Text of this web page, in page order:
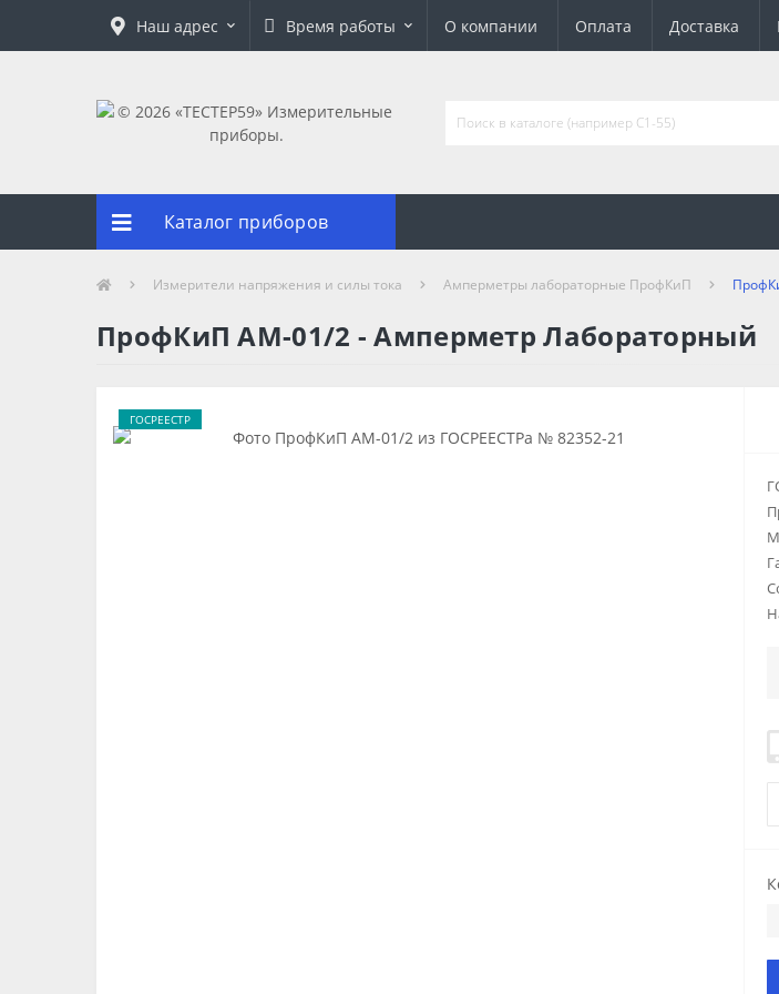
Наш адрес Время работы О компании Оплата Доставка
Каталог приборов
Измерители напряжения и силы тока Амперметры лабораторные ПрофКиП
ПрофКиП АМ-01/2 - Амперметр Лабораторный
ГОСРЕЕСТР